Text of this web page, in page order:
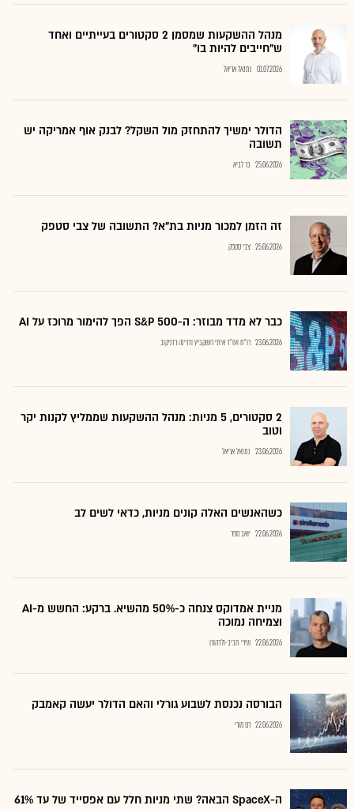
מנהל ההשקעות שמסמן 2 סקטורים בעייתיים ואחד
ש"חייבים להיות בו"
01.07.2026 נתנאל אריאל
הדולר ימשיך להתחזק מול השקל? לבנק אוף אמריקה יש
תשובה
25.06.2026 בר לביא
זה הזמן למכור מניות בת"א? התשובה של צבי סטפק
25.06.2026 צבי סטפק
כבר לא מדד מבוזר: ה-S&P 500 הפך להימור מרוכז על AI
23.06.2026 רו"ח ועו"ד איתי רושקביץ ודרינה רזניקוב
2 סקטורים, 5 מניות: מנהל ההשקעות שממליץ לקנות יקר
וטוב
23.06.2026 נתנאל אריאל
כשהאנשים האלה קונים מניות, כדאי לשים לב
22.06.2026 יואב ספר
מניית אמדוקס צנחה כ-50% מהשיא. ברקע: החשש מ-AI
וצמיחה נמוכה
22.06.2026 שירי חביב-ולדהורן
הבורסה נכנסת לשבוע גורלי והאם הדולר יעשה קאמבק
22.06.2026 רם מורי
ה-SpaceX הבאה? שתי מניות חלל עם אפסייד של עד 61%